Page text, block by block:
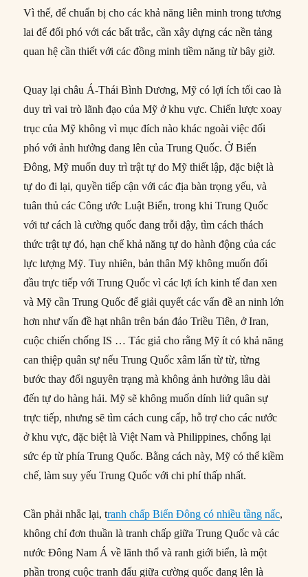
Vì thế, để chuẩn bị cho các khả năng liên minh trong tương
lai để đối phó với các bất trắc, cần xây dựng các nền tảng
quan hệ cần thiết với các đồng minh tiềm năng từ bây giờ.
Quay lại châu Á-Thái Bình Dương, Mỹ có lợi ích tối cao là
duy trì vai trò lãnh đạo của Mỹ ở khu vực. Chiến lược xoay
trục của Mỹ không vì mục đích nào khác ngoài việc đối
phó với ảnh hưởng đang lên của Trung Quốc. Ở Biển
Đông, Mỹ muốn duy trì trật tự do Mỹ thiết lập, đặc biệt là
tự do đi lại, quyền tiếp cận với các địa bàn trọng yếu, và
tuân thủ các Công ước Luật Biển, trong khi Trung Quốc
với tư cách là cường quốc đang trỗi dậy, tìm cách thách
thức trật tự đó, hạn chế khả năng tự do hành động của các
lực lượng Mỹ. Tuy nhiên, bản thân Mỹ không muốn đối
đầu trực tiếp với Trung Quốc vì các lợi ích kinh tế đan xen
và Mỹ cần Trung Quốc để giải quyết các vấn đề an ninh lớn
hơn như vấn đề hạt nhân trên bán đảo Triều Tiên, ở Iran,
cuộc chiến chống IS … Tác giả cho rằng Mỹ ít có khả năng
can thiệp quân sự nếu Trung Quốc xâm lấn từ từ, từng
bước thay đổi nguyên trạng mà không ảnh hưởng lâu dài
đến tự do hàng hải. Mỹ sẽ không muốn dính liứ quân sự
trực tiếp, nhưng sẽ tìm cách cung cấp, hỗ trợ cho các nước
ở khu vực, đặc biệt là Việt Nam và Philippines, chống lại
sức ép từ phía Trung Quốc. Bằng cách này, Mỹ có thể kiềm
chế, làm suy yếu Trung Quốc với chi phí thấp nhất.
Cần phải nhắc lại, tranh chấp Biển Đông có nhiều tầng nấc,
không chỉ đơn thuần là tranh chấp giữa Trung Quốc và các
nước Đông Nam Á về lãnh thổ và ranh giới biển, là một
phần trong cuộc tranh đấu giữa cường quốc đang lên là